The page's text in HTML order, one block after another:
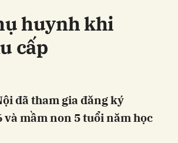
huynh khi
cấp
đã tham gia đăng ký
mầm non 5 tuổi năm học